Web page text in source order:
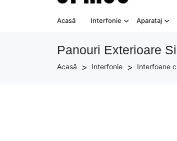
Acasă Interfonie Aparataj
Panouri Exterioare
Acasă Interfonie Interfoane